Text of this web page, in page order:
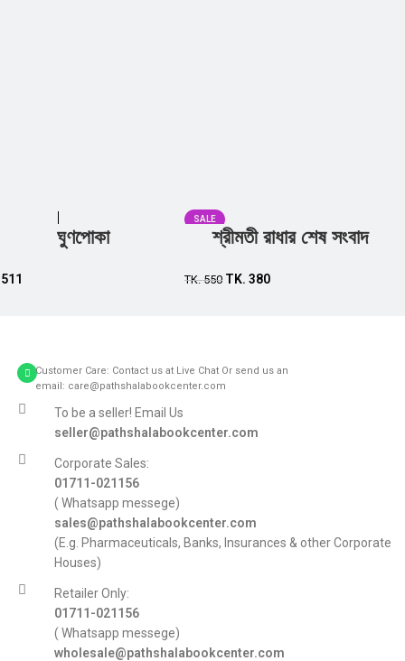
Add to cart
ঘুণপোকা
511
SALE
শ্রীমতী রাধার শেষ সংবাদ
TK.550 TK. 380
Customer Care: Contact us at Live Chat Or send us an
email: care@pathshalabookcenter.com
To be a seller! Email Us
seller@pathshalabookcenter.com
Corporate Sales:
01711-021156
( Whatsapp messege)
sales@pathshalabookcenter.com
(E.g. Pharmaceuticals, Banks, Insurances & other Corporate
Houses)
Retailer Only:
01711-021156
( Whatsapp messege)
wholesale@pathshalabookcenter.com